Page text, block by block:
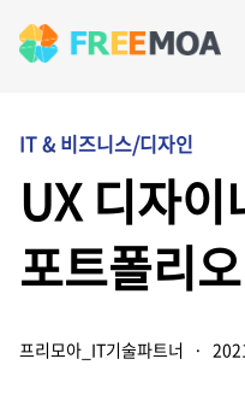
IT & 비즈니스/디자인
UX 디자
포트폴리
프리모아_IT기술파트너 ·